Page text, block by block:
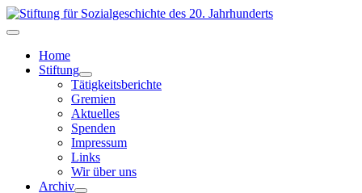
Home
Stiftung
Tätigkeitsberichte
Gremien
Aktuelles
Spenden
Impressum
Links
Wir über uns
Archiv